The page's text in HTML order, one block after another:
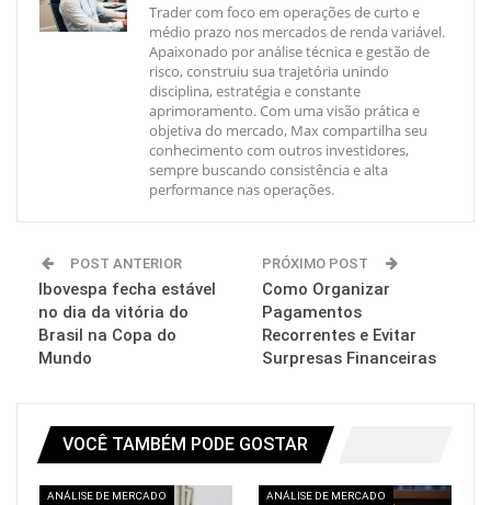
Trader com foco em operações de curto e
médio prazo nos mercados de renda variável.
Apaixonado por análise técnica e gestão de
risco, construiu sua trajetória unindo
disciplina, estratégia e constante
aprimoramento. Com uma visão prática e
objetiva do mercado, Max compartilha seu
conhecimento com outros investidores,
sempre buscando consistência e alta
performance nas operações.
POST ANTERIOR
Ibovespa fecha estável
no dia da vitória do
Brasil na Copa do
Mundo
PRÓXIMO POST
Como Organizar
Pagamentos
Recorrentes e Evitar
Surpresas Financeiras
VOCÊ TAMBÉM PODE GOSTAR
ANÁLISE DE MERCADO ANÁLISE DE MERCADO